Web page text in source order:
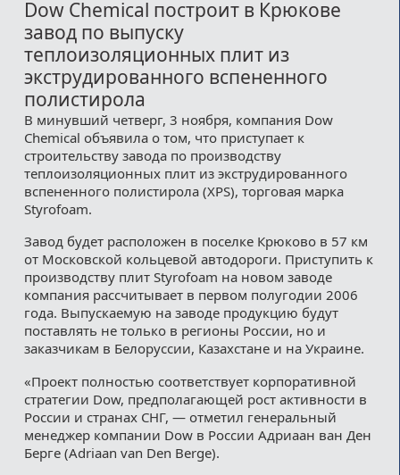
Пользовательское соглашение
Медиакит
Контакты
Dow Chemical построит в Крюкове
завод по выпуску
теплоизоляционных плит из
экструдированного вспененного
полистирола
В минувший четверг, 3 ноября, компания Dow
Chemical объявила о том, что приступает к
строительству завода по производству
теплоизоляционных плит из экструдированного
вспененного полистирола (XPS), торговая марка
Styrofoam.
Завод будет расположен в поселке Крюково в 57 км
от Московской кольцевой автодороги. Приступить к
производству плит Styrofoam на новом заводе
компания рассчитывает в первом полугодии 2006
года. Выпускаемую на заводе продукцию будут
поставлять не только в регионы России, но и
заказчикам в Белоруссии, Казахстане и на Украине.
«Проект полностью соответствует корпоративной
стратегии Dow, предполагающей рост активности в
России и странах СНГ, — отметил генеральный
менеджер компании Dow в России Адриаан ван Ден
Берге (Adriaan van Den Berge).